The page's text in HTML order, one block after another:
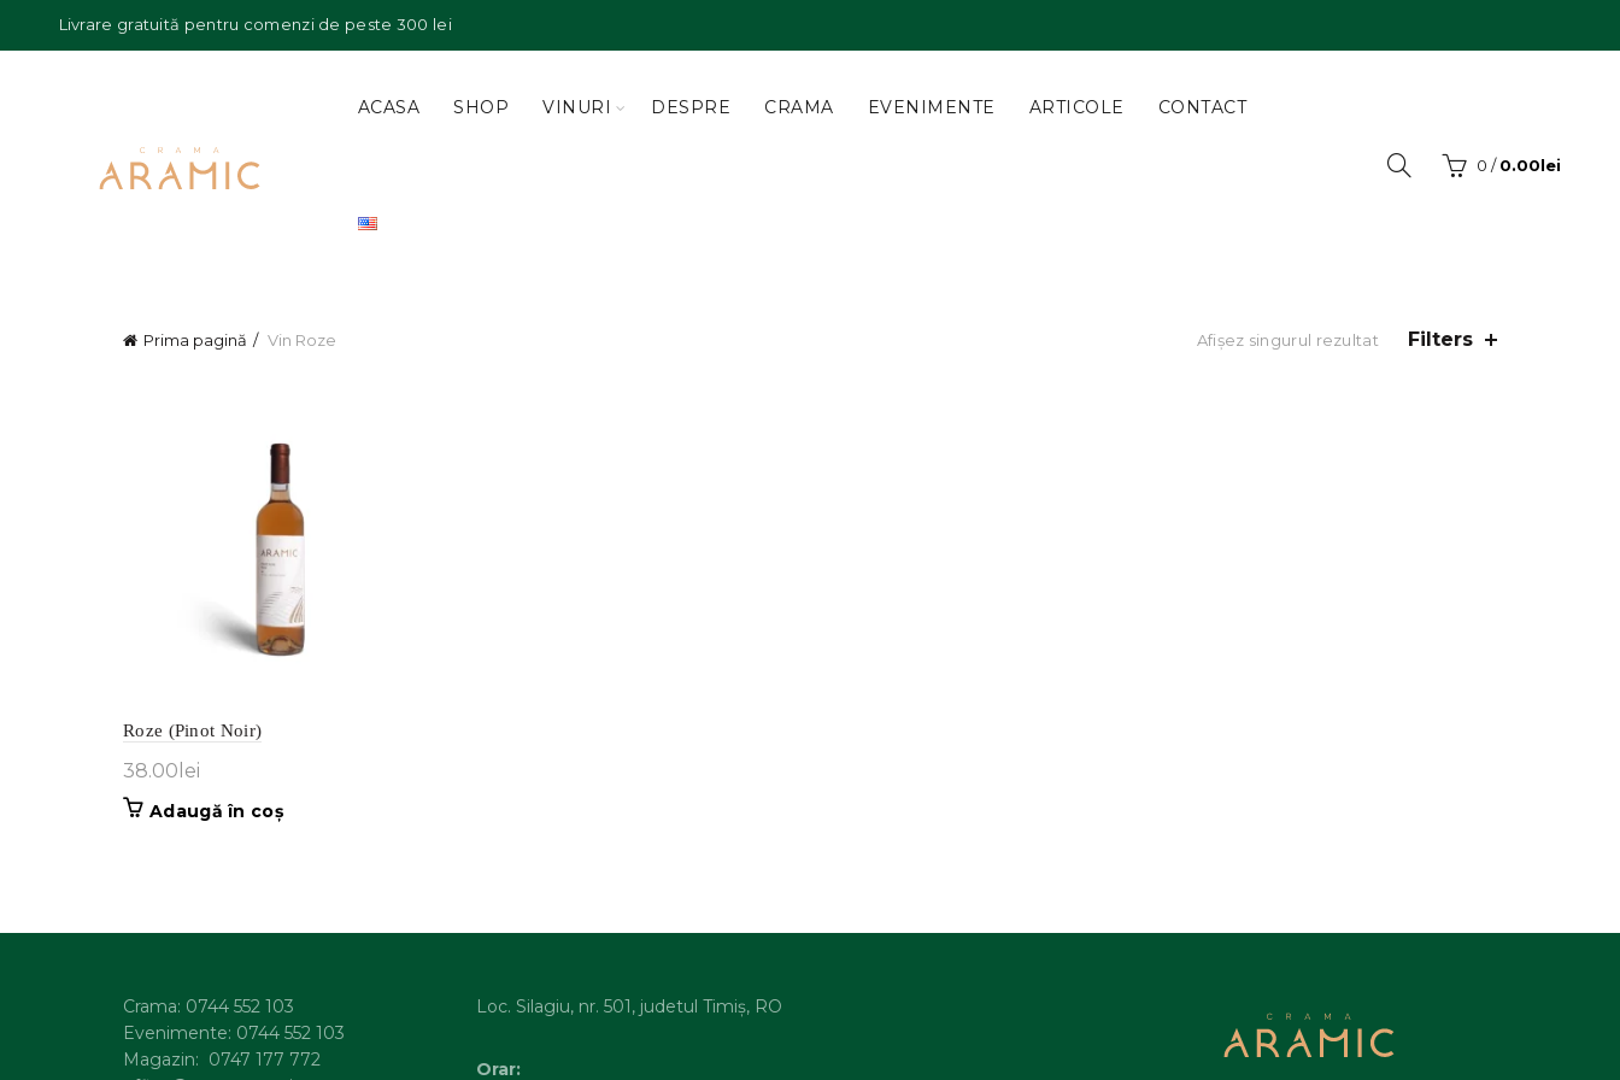
Livrare gratuită pentru comenzi de peste 300 lei
ACASA SHOP VINURI DESPRE CRAMA EVENIMENTE ARTICOLE CONTACT
0 / 0.00lei
Prima pagină Vin Roze Afișez singurul rezultat Filters
Roze (Pinot Noir)
38.00 lei
Adaugă în coș
Crama: 0744 552 103
Evenimente: 0744 552 103
Magazin: 0747 177 772
Loc. Silagiu, nr. 501, judetul Timiș, RO
Orar: